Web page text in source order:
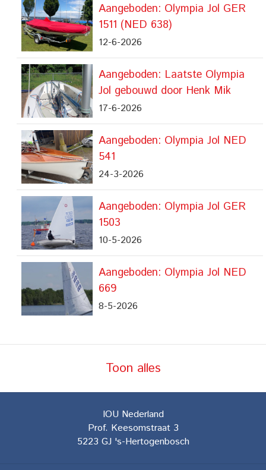
Aangeboden: Olympia Jol GER
1511 (NED 638)
12-6-2026
Aangeboden: Laatste Olympia
Jol gebouwd door Henk Mik
17-6-2026
Aangeboden: Olympia Jol NED
541
24-3-2026
Aangeboden: Olympia Jol GER
1503
10-5-2026
Aangeboden: Olympia Jol NED
669
8-5-2026
Toon alles
IOU Nederland
Prof. Keesomstraat 3
5223 GJ 's-Hertogenbosch